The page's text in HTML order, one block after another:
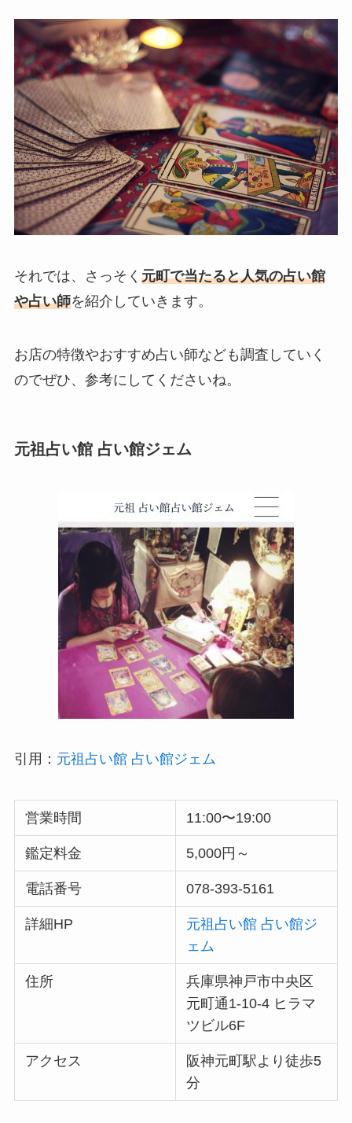
それでは、さっそく 元町で当たると人気の占い館
や占い師を紹介していきます。
お店の特徴やおすすめ占い師なども調査していく
のでぜひ、参考にしてくださいね。
元祖占い館 占い館ジェム
引用： 元祖占い館 占い館ジェム
営業時間 11:00〜19:00
鑑定料金 5,000円～
電話番号 078-393-5161
詳細HP
元祖占い館 占い館ジ
ェム
住所
兵庫県神戸市中央区
元町通1-10-4 ヒラマ
ツビル6F
アクセス
阪神元町駅より徒歩5
分